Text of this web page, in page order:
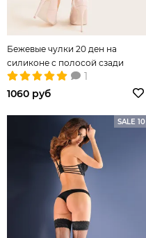
Бежевые чулки 20 ден на
силиконе с полосой сзади
1
1060 руб
SALE 10